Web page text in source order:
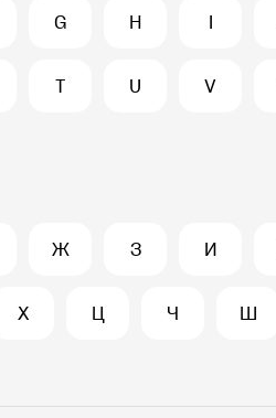
G H I
T U V
Ж З И
Х Ц Ч Ш